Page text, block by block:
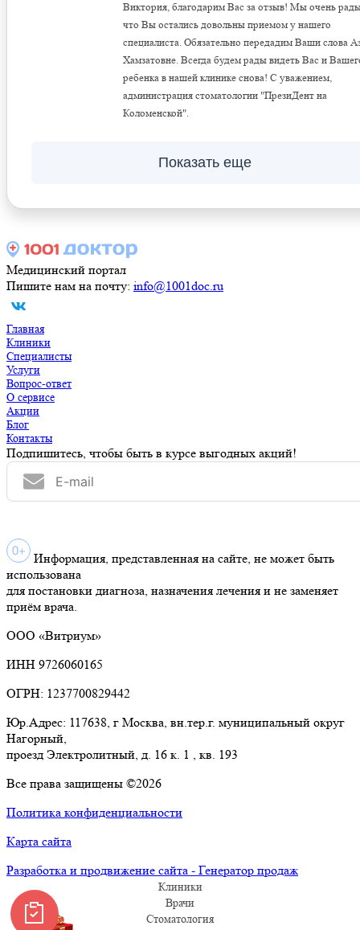
Виктория, благодарим Вас за отзыв! Мы очень
что Вы остались довольны приемом у нашего
специалиста. Обязательно передадим Ваши слова
Хамзатовне. Всегда будем рады видеть Вас и
ребенка в нашей клинике снова! С уважением,
администрация стоматологии "ПрезиДент на
Коломенской".
Показать еще
Медицинский портал
Пишите нам на почту: info@1001doc.ru
Главная
Клиники
Специалисты
Услуги
Вопрос-ответ
О сервисе
Акции
Блог
Контакты
Подпишитесь, чтобы быть в курсе выгодных акций!
Информация, представленная на сайте, не может быть
использована
для постановки диагноза, назначения лечения и не заменяет
приём врача.
ООО «Витриум»
ИНН 9726060165
ОГРН: 1237700829442
Юр.Адрес: 117638, г Москва, вн.тер.г. муниципальный округ
Нагорный,
проезд Электролитный, д. 16 к. 1 , кв. 193
Все права защищены ©2026
Политика конфиденциальности
Карта сайта
Разработка и продвижение сайта - Генератор продаж
Клиники
Врачи
Стоматология